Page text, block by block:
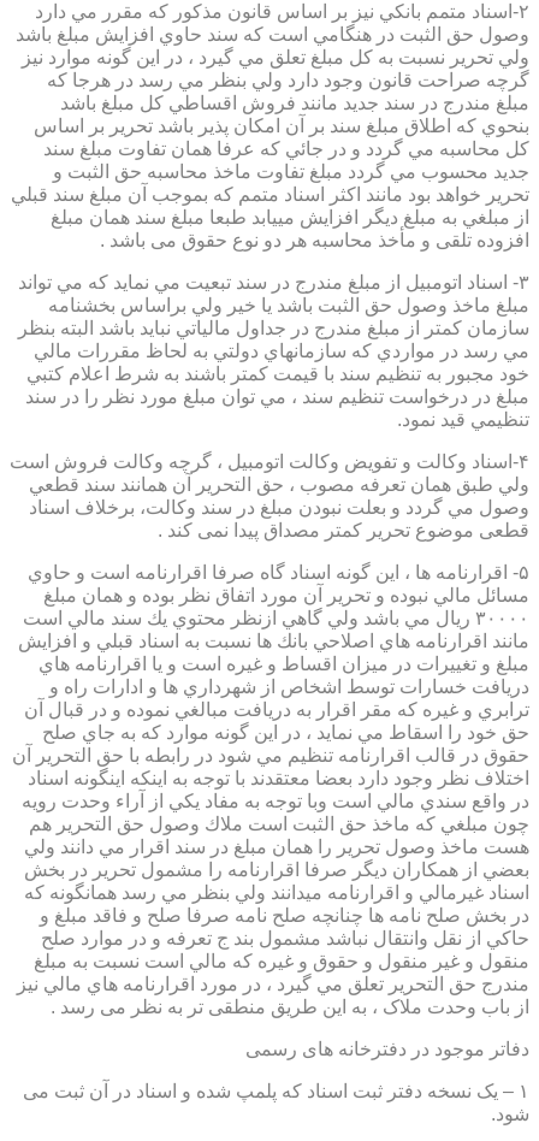
۲-اسناد متمم بانكي نيز بر اساس قانون مذكور كه مقرر مي دارد
وصول حق الثبت در هنگامي است كه سند حاوي افزايش مبلغ باشد
ولي تحرير نسبت به كل مبلغ تعلق مي گيرد ، در اين گونه موارد نيز
گرچه صراحت قانون وجود دارد ولي بنظر مي رسد در هرجا كه
مبلغ مندرج در سند جديد مانند فروش اقساطي كل مبلغ باشد
بنحوي كه اطلاق مبلغ سند بر آن امكان پذير باشد تحرير بر اساس
كل محاسبه مي گردد و در جائي كه عرفا همان تفاوت مبلغ سند
جديد محسوب مي گردد مبلغ تفاوت ماخذ محاسبه حق الثبت و
تحرير خواهد بود مانند اكثر اسناد متمم كه بموجب آن مبلغ سند قبلي
از مبلغي به مبلغ ديگر افزايش مييابد طبعا مبلغ سند همان مبلغ
افزوده تلقی و مأخذ محاسبه هر دو نوع حقوق می باشد .
۳- اسناد اتومبيل از مبلغ مندرج در سند تبعيت مي نمايد كه مي تواند
مبلغ ماخذ وصول حق الثبت باشد يا خير ولي براساس بخشنامه
سازمان كمتر از مبلغ مندرج در جداول مالياتي نبايد باشد البته بنظر
مي رسد در مواردي كه سازمانهاي دولتي به لحاظ مقررات مالي
خود مجبور به تنظيم سند با قيمت كمتر باشند به شرط اعلام كتبي
مبلغ در درخواست تنظيم سند ، مي توان مبلغ مورد نظر را در سند
تنظيمي قيد نمود.
۴-اسناد وكالت و تفويض وكالت اتومبيل ، گرچه وكالت فروش است
ولي طبق همان تعرفه مصوب ، حق التحرير آن همانند سند قطعي
وصول مي گردد و بعلت نبودن مبلغ در سند وكالت، برخلاف اسناد
قطعی موضوع تحریر کمتر مصداق پیدا نمی کند .
۵- اقرارنامه ها ، اين گونه اسناد گاه صرفا اقرارنامه است و حاوي
مسائل مالي نبوده و تحرير آن مورد اتفاق نظر بوده و همان مبلغ
۳۰۰۰۰ ريال مي باشد ولي گاهي ازنظر محتوي يك سند مالي است
مانند اقرارنامه هاي اصلاحي بانك ها نسبت به اسناد قبلي و افزايش
مبلغ و تغييرات در ميزان اقساط و غيره است و يا اقرارنامه هاي
دريافت خسارات توسط اشخاص از شهرداري ها و ادارات راه و
ترابري و غيره كه مقر اقرار به دريافت مبالغي نموده و در قبال آن
حق خود را اسقاط مي نمايد ، در اين گونه موارد كه به جاي صلح
حقوق در قالب اقرارنامه تنظيم مي شود در رابطه با حق التحرير آن
اختلاف نظر وجود دارد بعضا معتقدند با توجه به اينكه اينگونه اسناد
در واقع سندي مالي است وبا توجه به مفاد يكي از آراء وحدت رويه
چون مبلغي كه ماخذ حق الثبت است ملاك وصول حق التحرير هم
هست ماخذ وصول تحرير را همان مبلغ در سند اقرار مي دانند ولي
بعضي از همكاران ديگر صرفا اقرارنامه را مشمول تحرير در بخش
اسناد غيرمالي و اقرارنامه ميدانند ولي بنظر مي رسد همانگونه كه
در بخش صلح نامه ها چنانچه صلح نامه صرفا صلح و فاقد مبلغ و
حاكي از نقل وانتقال نباشد مشمول بند ج تعرفه و در موارد صلح
منقول و غير منقول و حقوق و غيره كه مالي است نسبت به مبلغ
مندرج حق التحرير تعلق مي گيرد ، در مورد اقرارنامه هاي مالي نيز
از باب وحدت ملاک ، به این طریق منطقی تر به نظر می رسد .
دفاتر موجود در دفترخانه های رسمی
۱ – یک نسخه دفتر ثبت اسناد که پلمپ شده و اسناد در آن ثبت می
شود.